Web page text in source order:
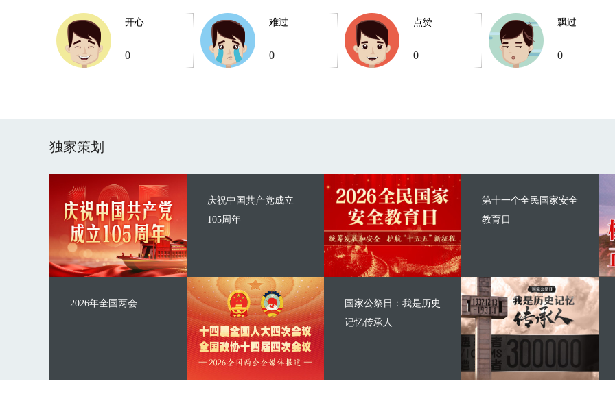
开心
0
难过
0
点赞
0
飘过
0
独家策划
庆祝中国共产党成立
105周年
2026年全国两会
第十一个全民国家安全
教育日
国家公祭日：我是历史
记忆传承人